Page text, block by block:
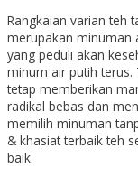
Rangkaian varian teh
merupakan minuman
yang peduli akan
minum air putih terus.
tetap memberikan
radikal bebas dan
memilih minuman
& khasiat terbaik teh
baik.